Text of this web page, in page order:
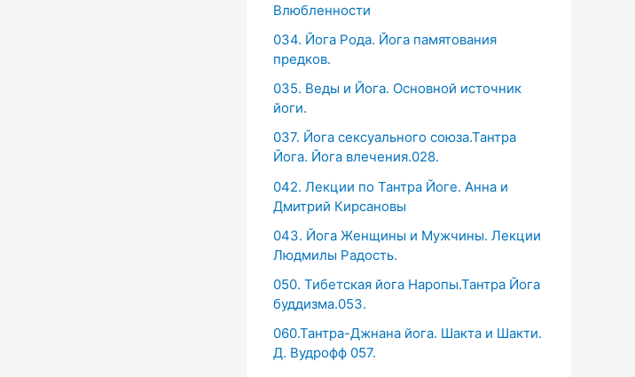
Влюбленности
034. Йога Рода. Йога памятования
предков.
035. Веды и Йога. Основной источник
йоги.
037. Йога сексуального союза.Тантра
Йога. Йога влечения.028.
042. Лекции по Тантра Йоге. Анна и
Дмитрий Кирсановы
043. Йога Женщины и Мужчины. Лекции
Людмилы Радость.
050. Тибетская йога Наропы.Тантра Йога
буддизма.053.
060.Тантра-Джнана йога. Шакта и Шакти.
Д. Вудрофф 057.